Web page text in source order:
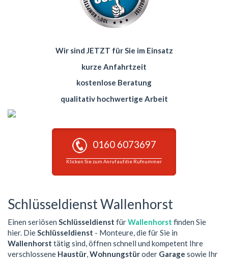
Wir sind JETZT für Sie im Einsatz
kurze Anfahrtzeit
kostenlose Beratung
qualitativ hochwertige Arbeit
0160 6073697
Klicken Sie zum Anruf auf die Rufnummer
Schlüsseldienst Wallenhorst
Einen seriösen Schlüsseldienst fürWallenhorst finden Sie
hier. DieSchlüsseldienst - Monteure, die für Sie in
Wallenhorst tätig sind, öffnen schnell und kompetent Ihre
verschlossene Haustür,Wohnungstüroder Garage sowie Ihr